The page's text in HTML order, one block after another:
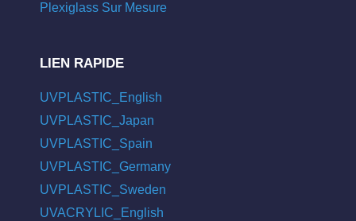
Plexiglass Sur Mesure
LIEN RAPIDE
UVPLASTIC_English
UVPLASTIC_Japan
UVPLASTIC_Spain
UVPLASTIC_Germany
UVPLASTIC_Sweden
UVACRYLIC_English